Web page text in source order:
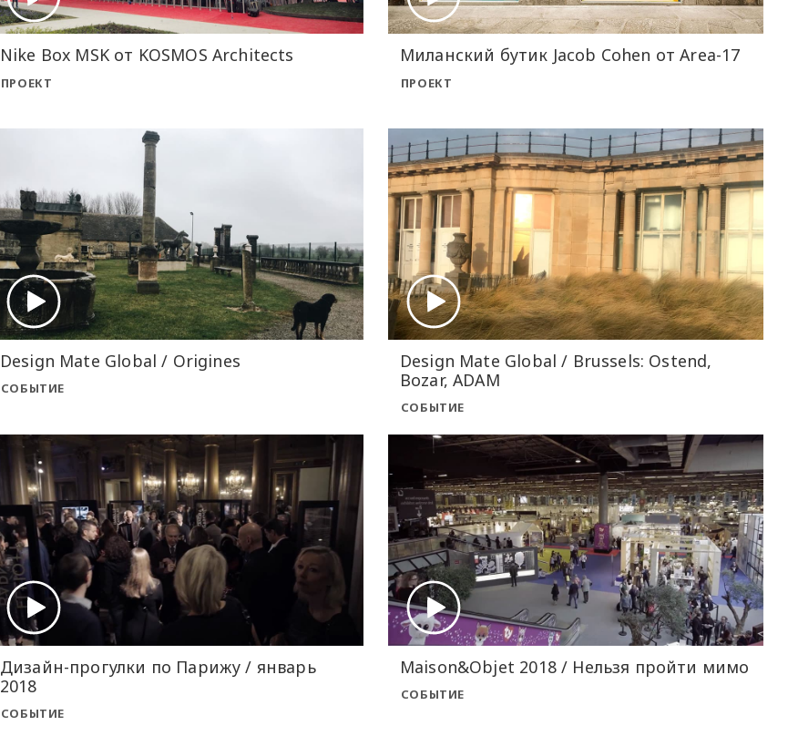
Nike Box MSK от KOSMOS Architects
ПРОЕКТ
Миланский бутик Jacob Cohen от Area-17
ПРОЕКТ
Design Mate Global / Origines
СОБЫТИЕ
Design Mate Global / Brussels: Ostend,
Bozar, ADAM
СОБЫТИЕ
Дизайн-прогулки по Парижу / январь
2018
СОБЫТИЕ
Maison&Objet 2018 / Нельзя пройти мимо
СОБЫТИЕ